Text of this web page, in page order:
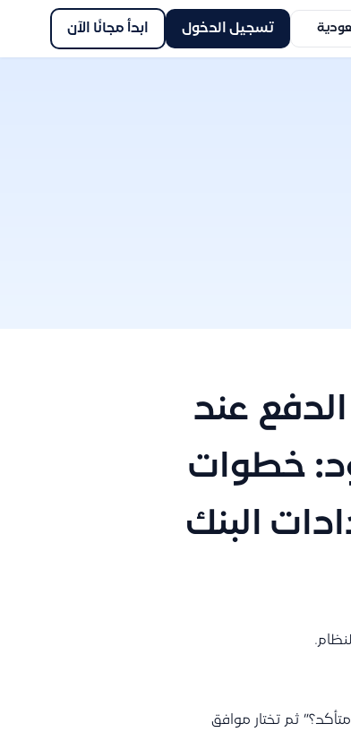
تسجيل الدخول ابدأ مجانًا الآن
عند
خطوات
البنك
ثم تختار موافق